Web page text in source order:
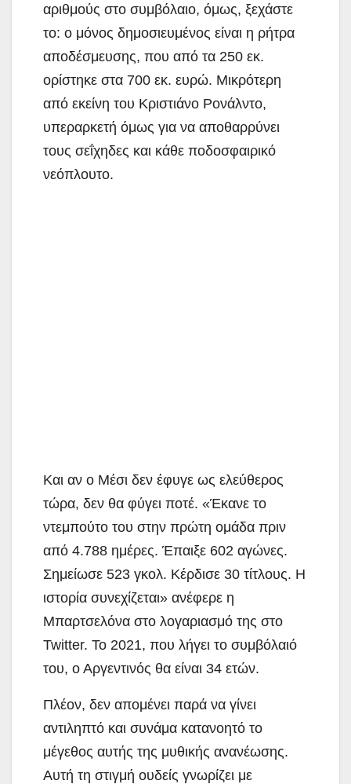
αριθμούς στο συμβόλαιο, όμως, ξεχάστε
το: ο μόνος δημοσιευμένος είναι η ρήτρα
αποδέσμευσης, που από τα 250 εκ.
ορίστηκε στα 700 εκ. ευρώ. Μικρότερη
από εκείνη του Κριστιάνο Ρονάλντο,
υπεραρκετή όμως για να αποθαρρύνει
τους σεΐχηδες και κάθε ποδοσφαιρικό
νεόπλουτο.
Και αν ο Μέσι δεν έφυγε ως ελεύθερος
τώρα, δεν θα φύγει ποτέ. «Έκανε το
ντεμπούτο του στην πρώτη ομάδα πριν
από 4.788 ημέρες. Έπαιξε 602 αγώνες.
Σημείωσε 523 γκολ. Κέρδισε 30 τίτλους. Η
ιστορία συνεχίζεται» ανέφερε η
Μπαρτσελόνα στο λογαριασμό της στο
Twitter. Το 2021, που λήγει το συμβόλαιό
του, ο Αργεντινός θα είναι 34 ετών.
Πλέον, δεν απομένει παρά να γίνει
αντιληπτό και συνάμα κατανοητό το
μέγεθος αυτής της μυθικής ανανέωσης.
Αυτή τη στιγμή ουδείς γνωρίζει με